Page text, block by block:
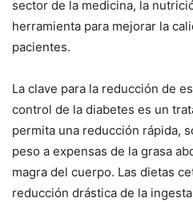
sector de la medicina, la
herramienta para mejorar la
pacientes.
La clave para la reducción de
control de la diabetes es un
permita una reducción rápida,
peso a expensas de la grasa
magra del cuerpo. Las dietas
reducción drástica de la